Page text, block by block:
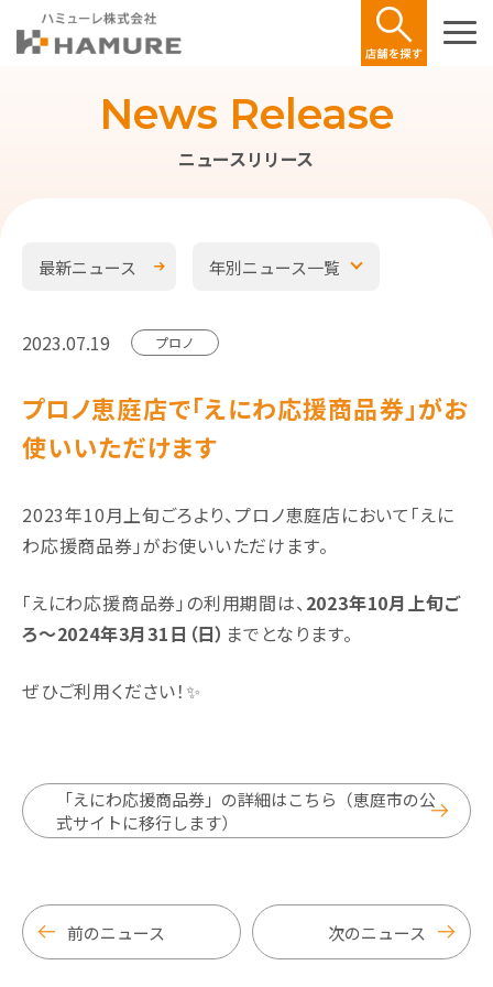
ニュースリリース
News Release
最新ニュース 年別ニュース一覧
2023.07.19 プロノ
プロノ恵庭店で「えにわ応援商品券」がお
使いいただけます
2023年10月上旬ごろより、プロノ恵庭店において「えに
わ応援商品券」がお使いいただけます。
「えにわ応援商品券」の利用期間は、 2023年10月上旬ご
ろ～2024年3月31日（日） までとなります。
ぜひご利用ください！✨
「えにわ応援商品券」の詳細はこちら（恵庭市の公
式サイトに移行します）
前のニュース 次のニュース